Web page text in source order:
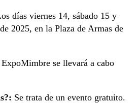
días viernes 14, sábado 15 y
2025, en la Plaza de Armas de
ExpoMimbre se llevará a cabo
Se trata de un evento gratuito.